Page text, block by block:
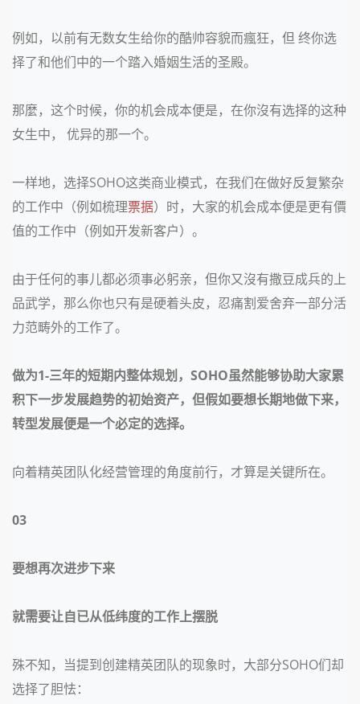
例如，以前有无数女生给你的酷帅容貌而瘋狂，但 终你选
择了和他们中的一个踏入婚姻生活的圣殿。
那麼，这个时候，你的机会成本便是，在你沒有选择的这种
女生中， 优异的那一个。
一样地，选择SOHO这类商业模式，在我们在做好反复繁杂
的工作中（例如梳理票据）时，大家的机会成本便是更有價
值的工作中（例如开发新客户）。
由于任何的事儿都必须事必躬亲，但你又沒有撒豆成兵的上
品武学，那么你也只有是硬着头皮，忍痛割爱舍弃一部分活
力范畴外的工作了。
做为1-三年的短期内整体规划，SOHO虽然能够协助大家累
积下一步发展趋势的初始资产，但假如要想长期地做下来，
转型发展便是一个必定的选择。
向着精英团队化经营管理的角度前行，才算是关键所在。
03
要想再次进步下来
就需要让自已从低纬度的工作上摆脱
殊不知，当提到创建精英团队的现象时，大部分SOHO们却
选择了胆怯：